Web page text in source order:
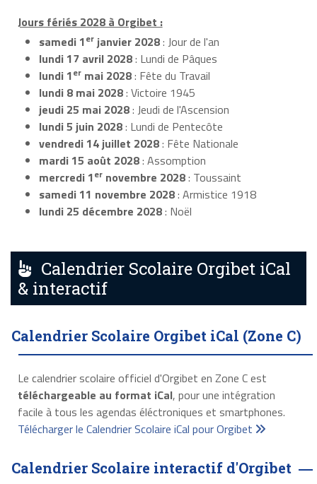
Jours fériés 2028 à Orgibet :
samedi 1er janvier 2028: Jour de l'an
lundi 17 avril 2028: Lundi de Pâques
lundi 1er mai 2028: Fête du Travail
lundi 8 mai 2028: Victoire 1945
jeudi 25 mai 2028: Jeudi de l'Ascension
lundi 5 juin 2028: Lundi de Pentecôte
vendredi 14 juillet 2028: Fête Nationale
mardi 15 août 2028: Assomption
mercredi 1er novembre 2028: Toussaint
samedi 11 novembre 2028: Armistice 1918
lundi 25 décembre 2028: Noël
Calendrier Scolaire Orgibet iCal
& interactif
Calendrier Scolaire Orgibet iCal (Zone C)
Le calendrier scolaire officiel d'Orgibet en Zone C est
téléchargeable au format iCal, pour une intégration
facile à tous les agendas éléctroniques et smartphones.
Télécharger le Calendrier Scolaire iCal pour Orgibet
Calendrier Scolaire interactif d'Orgibet